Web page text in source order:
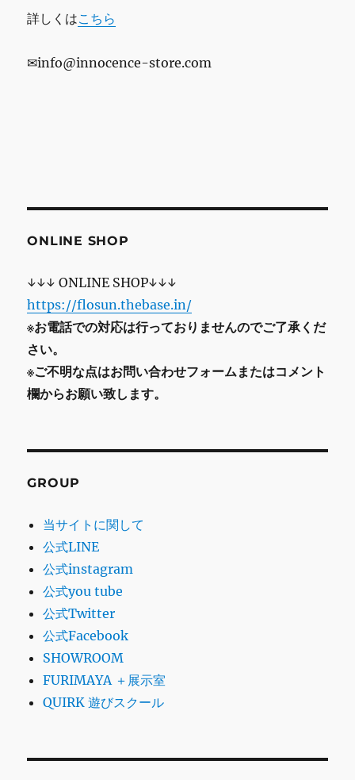
詳しくはこちら
✉info@innocence-store.com
ONLINE SHOP
↓↓↓ ONLINE SHOP↓↓↓
https://flosun.thebase.in/
※お電話での対応は行っておりませんのでご了承くだ
さい。
※ご不明な点はお問い合わせフォームまたはコメント
欄からお願い致します。
GROUP
当サイトに関して
公式LINE
公式instagram
公式you tube
公式Twitter
公式Facebook
SHOWROOM
FURIMAYA ＋展示室
QUIRK 遊びスクール